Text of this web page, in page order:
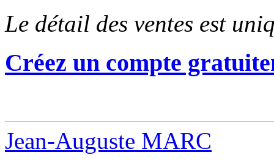
Le détail des ventes est
Créez un compte
Jean-Auguste MARC